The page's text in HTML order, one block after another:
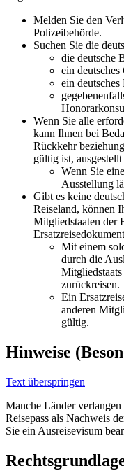
Melden Sie den
Polizeibehörde.
Suchen Sie die
die deutsche
ein
ein
Wenn Sie alle
kann Ihnen bei
Rückkehr
gültig ist,
Wenn Sie
Ausstellung
Gibt es keine
Reiseland, können
Mitgliedstaaten der
Mit einem
durch die
zurückreisen.
Ein
anderen
gültig.
Hinweise
Text überspringen
Manche Länder
Reisepass als Nachweis
Sie ein Ausreisevisum